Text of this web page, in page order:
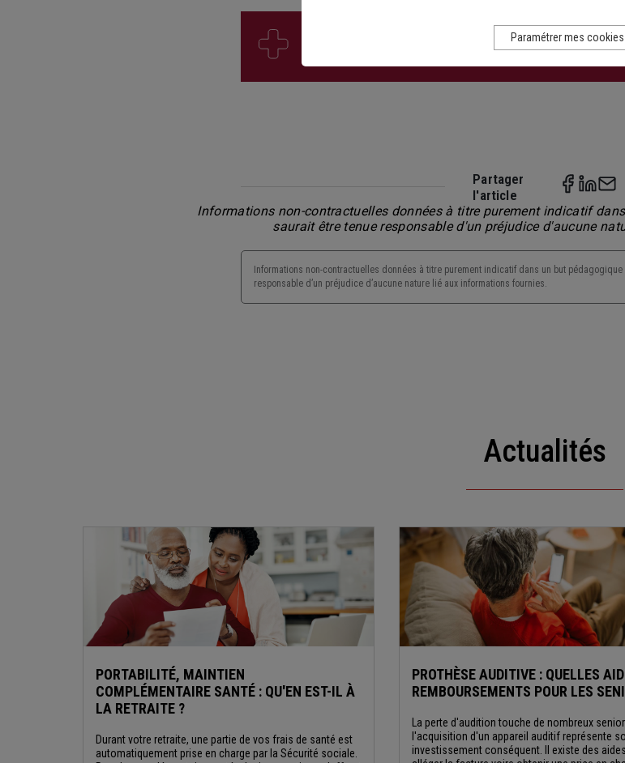
Partager
l'article
Informations non-contractuelles données à titre purement indicatif
saurait être tenue responsable d'un préjudice d'aucune
Informations non-contractuelles données à titre purement indicatif dans un but
responsable d’un préjudice d’aucune nature lié aux informations fournies.
Actualités
PORTABILITÉ, MAINTIEN
COMPLÉMENTAIRE SANTÉ : QU'EN EST-IL À
LA RETRAITE ?
Durant votre retraite, une partie de vos frais de santé est
automatiquement prise en charge par la Sécurité sociale.
PROTHÈSE AUDITIVE : QUELLES
REMBOURSEMENTS POUR LES
La perte d'audition touche de nombreux
l'acquisition d'un appareil auditif représente
investissement conséquent. Il existe des
Paramétrer mes cookies